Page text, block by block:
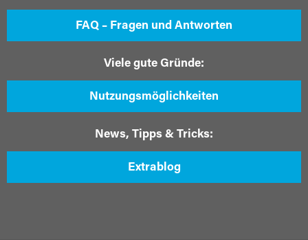
FAQ – Fragen und Antworten
Viele gute Gründe:
Nutzungsmöglichkeiten
News, Tipps & Tricks:
Extrablog